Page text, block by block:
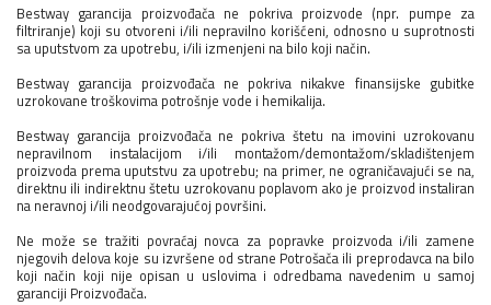
Bestway garancija proizvođača ne pokriva proizvode (npr. pumpe za
filtriranje) koji su otvoreni i/ili nepravilno korišćeni, odnosno u suprotnosti
sa uputstvom za upotrebu, i/ili izmenjeni na bilo koji način.
Bestway garancija proizvođača ne pokriva nikakve finansijske gubitke
uzrokovane troškovima potrošnje vode i hemikalija.
Bestway garancija proizvođača ne pokriva štetu na imovini uzrokovanu
nepravilnom instalacijom i/ili montažom/demontažom/skladištenjem
proizvoda prema uputstvu za upotrebu; na primer, ne ograničavajući se na,
direktnu ili indirektnu štetu uzrokovanu poplavom ako je proizvod instaliran
na neravnoj i/ili neodgovarajućoj površini.
Ne može se tražiti povraćaj novca za popravke proizvoda i/ili zamene
njegovih delova koje su izvršene od strane Potrošača ili preprodavca na bilo
koji način koji nije opisan u uslovima i odredbama navedenim u samoj
garanciji Proizvođača.